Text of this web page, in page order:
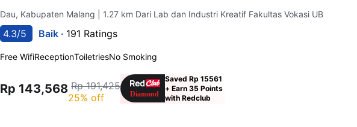
Dau, Kabupaten Malang | 1.27 km Dari Lab dan Industri Kreatif Fakultas Vokasi UB
4.3/5 Baik · 191 Ratings
Free WifiReceptionToiletriesNo Smoking
Rp 143,568 Rp 191,425
25% off
Saved Rp 15561
+ Earn 35 Points
with Redclub